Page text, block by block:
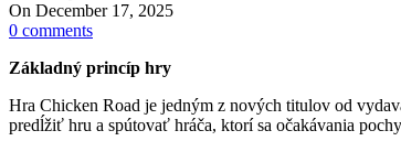
On December 17, 2025
0 comments
Základný princíp hry
Hra Chicken Road je jedným z nových titulov od
predĺžiť hru a spútovať hráča, ktorí sa očakávania